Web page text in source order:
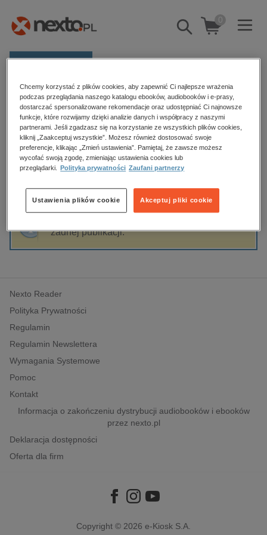
Pokaż/schowaj
wyszukiwarkę
0
Kategorie
Zobacz wszystkie E-prasa
budownictwo, aranżacja wnętrz
biznesowe, branżowe, gospodarka
dzienniki
edukacja
hobby, sport, rozrywka
komputery, internet, technologie, informatyka
polityka, społeczno-informacyjne
psychologiczne
inne
popularno-naukowe
historia
Strona główna Słówko
Słówko
Sortowanie Filtrowanie
żadnej publikacji.
Nexto Reader
Polityka Prywatności
Regulamin
Regulamin Newslettera
Wymagania Systemowe
Pomoc
Kontakt
Informacja o zakończeniu dystrybucji audiobooków i ebooków
przez nexto.pl
Deklaracja dostępności
Oferta dla firm
Copyright © 2026 e-Kiosk S.A.
Chcemy korzystać z plików cookies, aby zapewnić Ci najlepsze wrażenia
podczas przeglądania naszego katalogu ebooków, audiobooków i e-prasy,
dostarczać spersonalizowane rekomendacje oraz udostępniać Ci najnowsze
funkcje, które rozwijamy dzięki analizie danych i współpracy z naszymi
partnerami. Jeśli zgadzasz się na korzystanie ze wszystkich plików cookies,
kliknij „Zaakceptuj wszystkie”. Możesz również dostosować swoje
preferencje, klikając „Zmień ustawienia”. Pamiętaj, że zawsze możesz
wycofać swoją zgodę, zmieniając ustawienia cookies lub
przeglądarki.
Polityka prywatności Zaufani partnerzy
Akceptuj pliki cookie
Ustawienia plików cookie